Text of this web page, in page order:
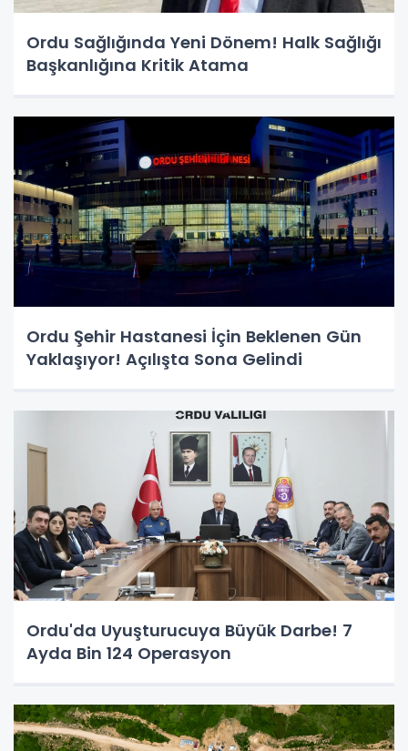
Ordu Sağlığında Yeni Dönem! Halk Sağlığı
Başkanlığına Kritik Atama
Ordu Şehir Hastanesi İçin Beklenen Gün
Yaklaşıyor! Açılışta Sona Gelindi
Ordu'da Uyuşturucuya Büyük Darbe! 7
Ayda Bin 124 Operasyon